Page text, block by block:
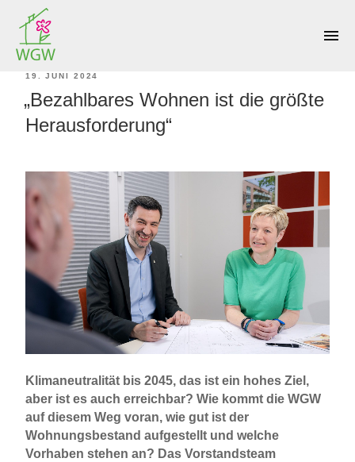
menu
KATEGORIE:
VERÖFFENTLICHT
AM
19. JUNI 2024
„Bezahlbares Wohnen ist die größte
Herausforderung“
Klimaneutralität bis 2045, das ist ein hohes Ziel,
aber ist es auch erreichbar? Wie kommt die WGW
auf diesem Weg voran, wie gut ist der
Wohnungsbestand aufgestellt und welche
Vorhaben stehen an? Das Vorstandsteam